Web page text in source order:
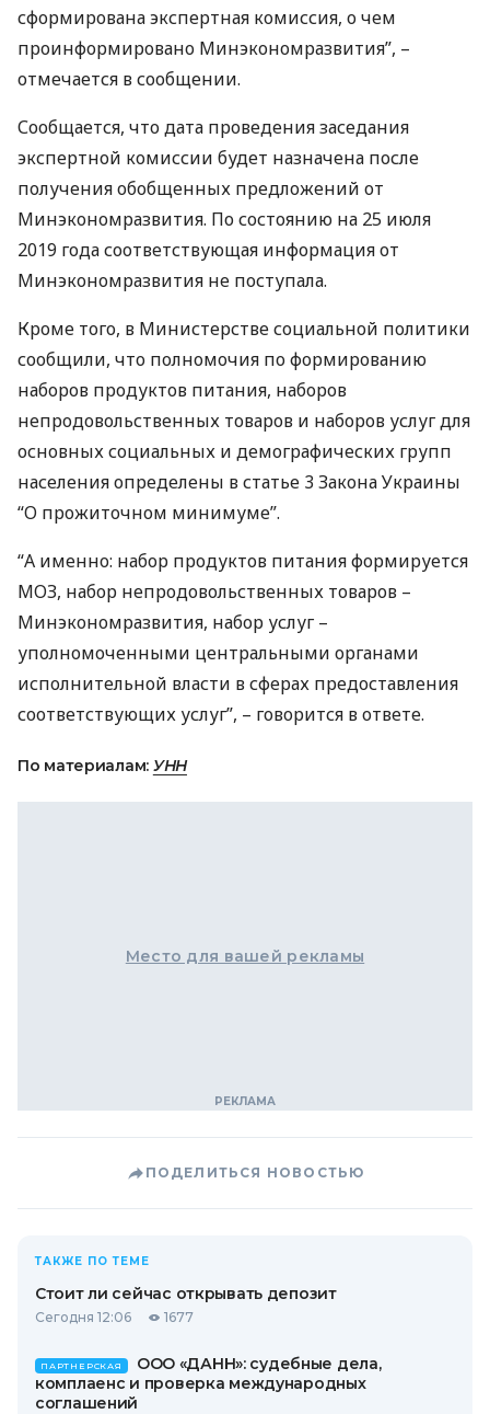
сформирована экспертная комиссия, о чем
проинформировано Минэкономразвития”, –
отмечается в сообщении.
Сообщается, что дата проведения заседания
экспертной комиссии будет назначена после
получения обобщенных предложений от
Минэкономразвития. По состоянию на 25 июля
2019 года соответствующая информация от
Минэкономразвития не поступала.
Кроме того, в Министерстве социальной политики
сообщили, что полномочия по формированию
наборов продуктов питания, наборов
непродовольственных товаров и наборов услуг для
основных социальных и демографических групп
населения определены в статье 3 Закона Украины
“О прожиточном минимуме”.
“А именно: набор продуктов питания формируется
МОЗ, набор непродовольственных товаров –
Минэкономразвития, набор услуг –
уполномоченными центральными органами
исполнительной власти в сферах предоставления
соответствующих услуг”, – говорится в ответе.
По материалам: УНН
Место для вашей рекламы
ПОДЕЛИТЬСЯ НОВОСТЬЮ
ТАКЖЕ ПО ТЕМЕ
Стоит ли сейчас открывать депозит
Сегодня 12:06 1677
ПАРТНЕРСКАЯ
ООО «ДАНН»: судебные дела,
комплаенс и проверка международных
соглашений